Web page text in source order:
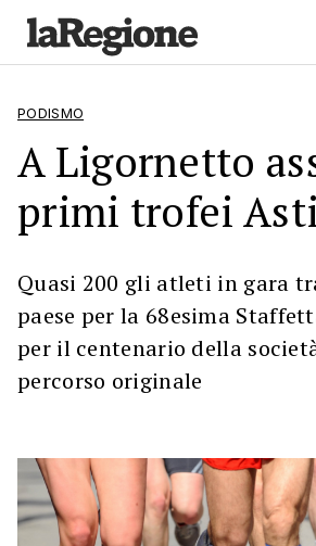
PODISMO
A Ligornetto
primi trofei
Quasi 200 gli atleti in gara
paese per la 68esima
per il centenario della
percorso originale